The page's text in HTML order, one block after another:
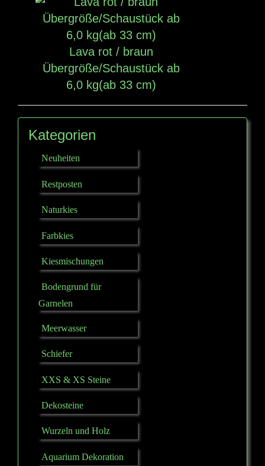
Lava rot / braun
Übergröße/Schaustück ab
6,0 kg(ab 33 cm)
Kategorien
Neuheiten
Restposten
Naturkies
Farbkies
Kiesmischungen
Bodengrund für
Garnelen
Meerwasser
Schiefer
XXS & XS Steine
Dekosteine
Wurzeln und Holz
Aquarium Dekoration